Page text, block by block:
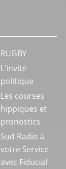
RUGBY
L'invité
politique
Les courses
hippiques et
pronostics
Sud Radio à
votre Service
avec Fiducial